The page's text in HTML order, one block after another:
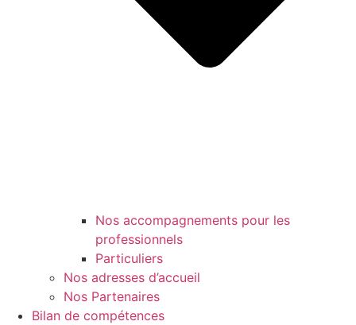
Nos accompagnements pour les
professionnels
Particuliers
Nos adresses d’accueil
Nos Partenaires
Bilan de compétences